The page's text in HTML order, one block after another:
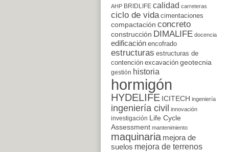
AHP BRIDLIFE calidad carreteras
ciclo de vida cimentaciones
compactación concreto
construcción DIMALIFE docencia
edificación encofrado
estructuras estructuras de
contención excavación geotecnia
gestión historia
hormigón
HYDELIFE ICITECH ingeniería
ingeniería civil innovación
investigación
Life Cycle
Assessment mantenimiento
maquinaria mejora de
suelos mejora de terrenos